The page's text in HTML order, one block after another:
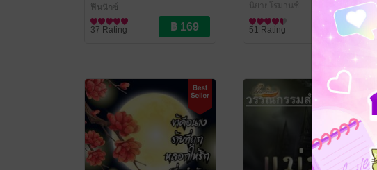
ฟินนิกซ์
นิยายโรมานซ์
37 Rating
นิยายโรมานซ์
51 Rating
-31%